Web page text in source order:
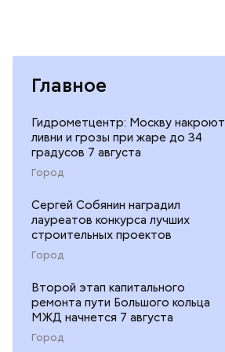
Главное
Гидрометцентр: Москву накроют
ливни и грозы при жаре до 34
градусов 7 августа
Город
Сергей Собянин наградил
лауреатов конкурса лучших
строительных проектов
Город
Второй этап капитального
ремонта пути Большого кольца
МЖД начнется 7 августа
Город